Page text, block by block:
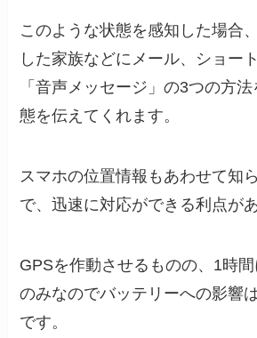
このような状態を感知した場合
した家族などにメール、ショー
「音声メッセージ」の3つの方
態を伝えてくれます。
スマホの位置情報もあわせて知
で、迅速に対応ができる利点が
GPSを作動させるものの、1時
のみなのでバッテリーへの影響
です。